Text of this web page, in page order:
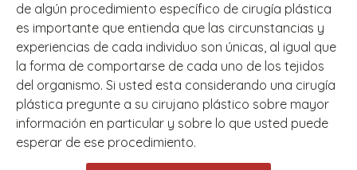
de algún procedimiento específico de cirugía plástica
es importante que entienda que las circunstancias y
experiencias de cada individuo son únicas, al igual que
la forma de comportarse de cada uno de los tejidos
del organismo. Si usted esta considerando una cirugía
plástica pregunte a su cirujano plástico sobre mayor
información en particular y sobre lo que usted puede
esperar de ese procedimiento.